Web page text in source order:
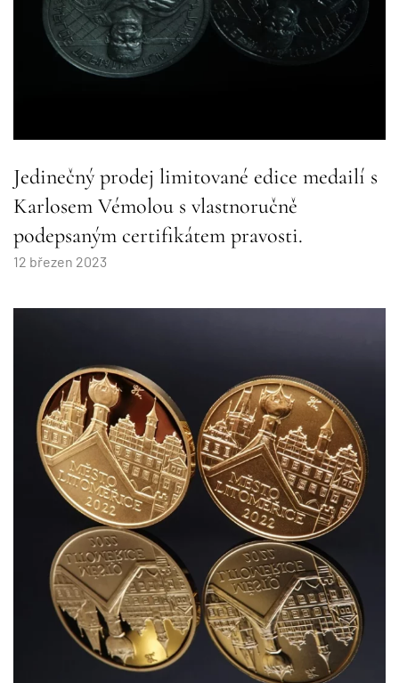
Jedinečný prodej limitované edice medailí s
Karlosem Vémolou s vlastnoručně
podepsaným certifikátem pravosti.
12 březen 2023